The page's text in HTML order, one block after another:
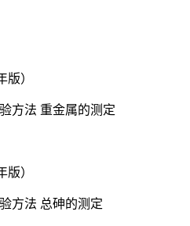
）
方法 重金属的测定
）
方法 总砷的测定